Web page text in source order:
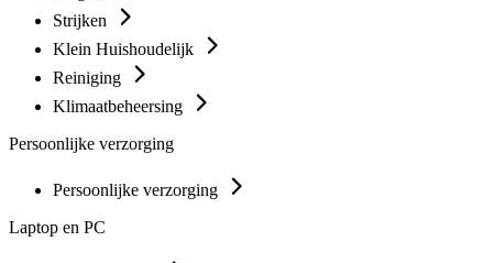
Strijken
Klein Huishoudelijk
Reiniging
Klimaatbeheersing
Persoonlijke verzorging
Persoonlijke verzorging
Laptop en PC